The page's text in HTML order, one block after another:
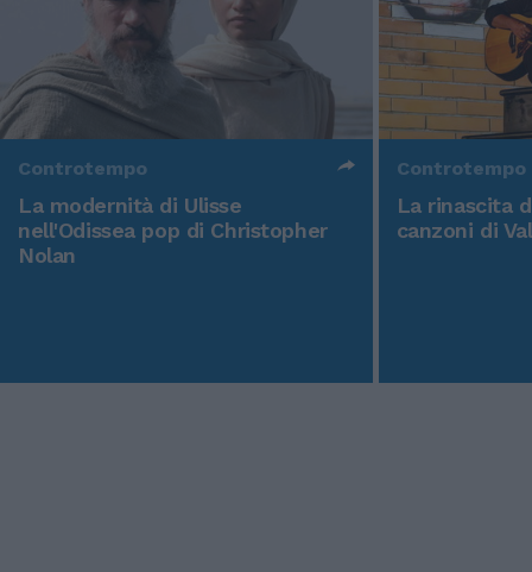
Controtempo
La modernità di Ulisse
nell'Odissea pop di Christopher
Nolan
Controtempo
La rinascita
canzoni di